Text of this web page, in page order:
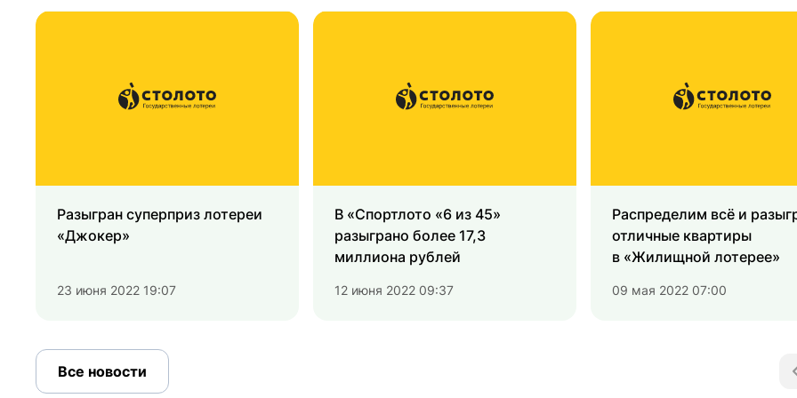
Разыгран суперприз лотереи
«Джокер»
23 июня 2022 19:07
В «Спортлото «6 из 45»
разыграно более 17,3
миллиона рублей
12 июня 2022 09:37
Распределим всё и
отличные квартиры
в «Жилищной лотерее»
09 мая 2022 07:00
Все новости